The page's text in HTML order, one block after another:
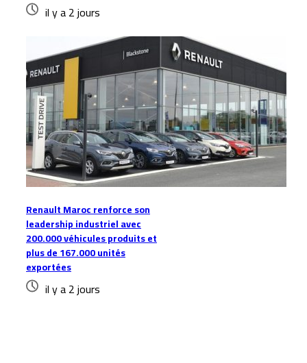
il y a 2 jours
Renault Maroc renforce son
leadership industriel avec
200.000 véhicules produits et
plus de 167.000 unités
exportées
il y a 2 jours